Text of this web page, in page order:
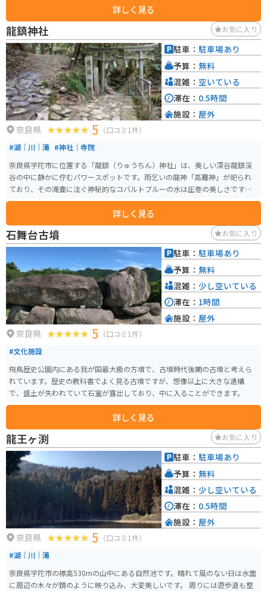
して注目されています。拝殿の左後ろにある井戸は、「狭井」の名前の由来
になっており、太古から薬水と称して、この霊泉は万病に効くと古くから伝
えられ、多くの人が訪れています。この狭井神社の境内より社務所で許可を
いただいて、三輪山に登拝することもできます。
詳しく見る
龍鎮神社 お気に入り
奈良県 5 （口コミ1件）
#湖｜川｜滝 #神社｜寺院
奈良県宇陀市に位置する「龍鎮（りゅうちん）神社」は、美しい深谷龍鎮渓
谷の中に静かに佇むパワースポットです。雨乞いの龍神「高龗神」が祀られ
ており、その滝壷に注ぐ神秘的なコバルトブルーの水は圧巻の美しさです。
神社へは、室生ダム管理事務所の駐車場からダムの周回道路を約20分歩いた
ところにある龍鎮橋から渓谷に沿った遊歩道を5分ほど進むと到着します。神
社は本殿と対岸に小さな祠と鳥居があり、その近くには美しい龍鎮の滝も存
在します。この地は室生火山群が約1万5000年前の火山活動で作り出した景観
があり、深谷川流域に広がる渓谷地帯は「やまとの水」に選定されていま
す。 周囲は神聖な域とされ、増水時などは渓谷を通るのが困難になることも
ありますが、普段は道路から簡単にアクセスできます。また、入り口は細
く、気づかないで通り過ぎてしまう人もいるほど隠れた場所にあります。 交
通量は少なく、道幅も広いため、バイクなら路駐が可能です。車で訪れる場
合、路駐が苦手な人は、10分ほど歩いた場所にある室生ダム管理所前の駐車
場を利用することができます。
詳しく見る
駐車： 駐車場あり
予算： 無料
混雑： 空いている
滞在： 0.5時間
施設： 屋外
石舞台古墳 お気に入り
奈良県 5 （口コミ1件）
#文化施設
飛鳥歴史公園内にある我が国最大級の方墳で、古墳時代後期の古墳と考えら
れています。歴史の教科書でよく見る古墳ですが、想像以上に大きな遺構
で、盛土が失われていて石室が露出しており、中に入ることができます。
詳しく見る
駐車： 駐車場あり
予算： 無料
混雑： 少し空いている
滞在： 1時間
施設： 屋外
龍王ヶ渕 お気に入り
奈良県 5 （口コミ1件）
#湖｜川｜滝
奈良県宇陀市の標高530mの山中にある自然池です。晴れて風のない日は水面
に周辺の木々が鏡のように映り込み、大変美しいです。 周りには遊歩道も整
駐車： 駐車場あり
予算： 無料
混雑： 少し空いている
滞在： 0.5時間
施設： 屋外